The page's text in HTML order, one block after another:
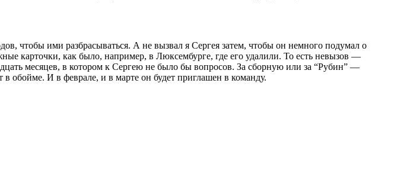
ими разбрасываться. А не вызвал я Сергея затем, чтобы он немного подумал о
карточки, как было, например, в Люксембурге, где его удалили. То есть невызов —
месяцев, в котором к Сергею не было бы вопросов. За сборную или за “Рубин” —
обойме. И в феврале, и в марте он будет приглашен в команду.